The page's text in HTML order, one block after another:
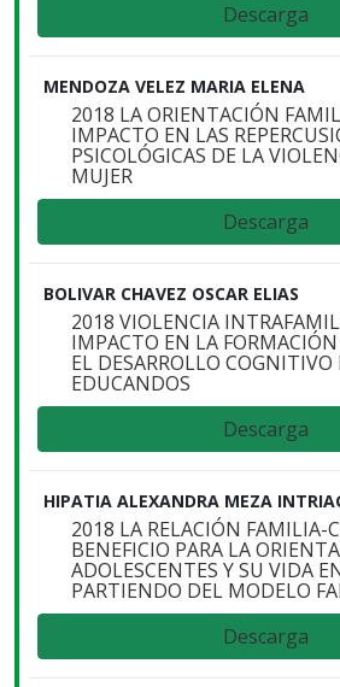
Descarga
MENDOZA VELEZ MARIA ELENA
2018 LA ORIENTACIÓN
IMPACTO EN LAS
PSICOLÓGICAS DE LA
MUJER
Descarga
BOLIVAR CHAVEZ OSCAR ELIAS
2018 VIOLENCIA
IMPACTO EN LA FORMACIÓN
EL DESARROLLO COGNITIVO
EDUCANDOS
Descarga
HIPATIA ALEXANDRA MEZA
2018 LA RELACIÓN FAMILIA-
BENEFICIO PARA LA
ADOLESCENTES Y SU VIDA
PARTIENDO DEL MODELO
Descarga